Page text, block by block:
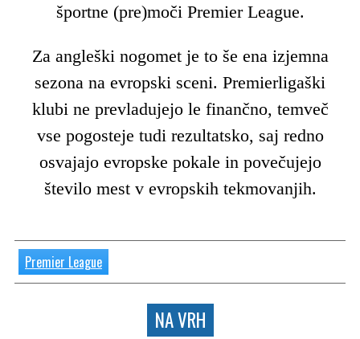
športne (pre)moči Premier League.
Za angleški nogomet je to še ena izjemna
sezona na evropski sceni. Premierligaški
klubi ne prevladujejo le finančno, temveč
vse pogosteje tudi rezultatsko, saj redno
osvajajo evropske pokale in povečujejo
število mest v evropskih tekmovanjih.
Premier League
NA VRH